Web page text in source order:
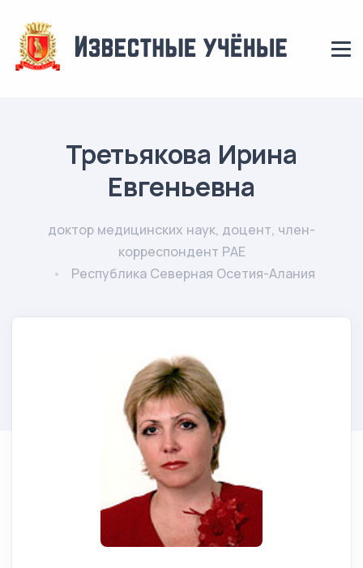
Третьякова Ирина
Евгеньевна
доктор медицинских наук, доцент, член-
корреспондент РАЕ
Республика Северная Осетия-Алания